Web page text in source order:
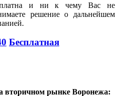
и ни к чему Вас не
решение о дальнейшем
Бесплатная
вторичном рынке Воронежа: